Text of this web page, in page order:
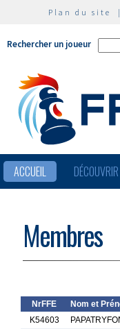
Plan du site
Rechercher un joueur
ACCUEIL DÉCOUVRIR
Membres
NrFFE Nom et
K54603